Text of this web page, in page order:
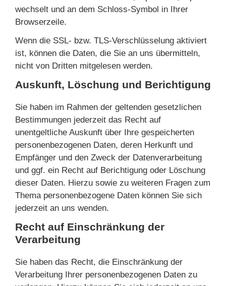
wechselt und an dem Schloss-Symbol in Ihrer
Browserzeile.
Wenn die SSL- bzw. TLS-Verschlüsselung aktiviert
ist, können die Daten, die Sie an uns übermitteln,
nicht von Dritten mitgelesen werden.
Auskunft, Löschung und Berichtigung
Sie haben im Rahmen der geltenden gesetzlichen
Bestimmungen jederzeit das Recht auf
unentgeltliche Auskunft über Ihre gespeicherten
personenbezogenen Daten, deren Herkunft und
Empfänger und den Zweck der Datenverarbeitung
und ggf. ein Recht auf Berichtigung oder Löschung
dieser Daten. Hierzu sowie zu weiteren Fragen zum
Thema personenbezogene Daten können Sie sich
jederzeit an uns wenden.
Recht auf Einschränkung der
Verarbeitung
Sie haben das Recht, die Einschränkung der
Verarbeitung Ihrer personenbezogenen Daten zu